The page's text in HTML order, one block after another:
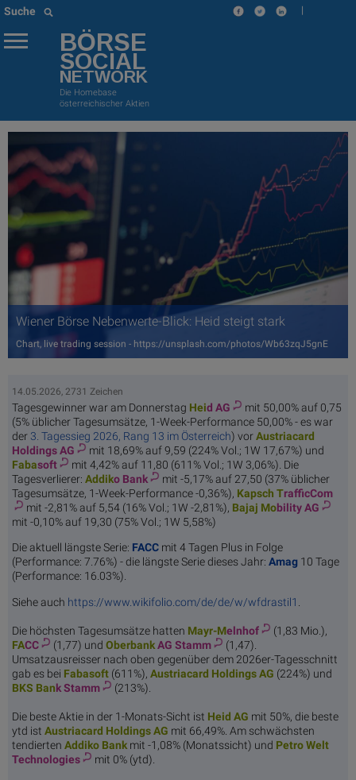
Suche |
BÖRSE
SOCIAL
NETWORK
Die Homebase
österreichischer Aktien
Wiener Börse Nebenwerte-Blick: Heid steigt stark
Chart, live trading session - https://unsplash.com/photos/Wb63zqJ5gnE
14.05.2026, 2731 Zeichen
Tagesgewinner war am Donnerstag Heid AG
mit 50,00% auf 0,75
(5% üblicher Tagesumsätze, 1-Week-Performance 50,00% - es war
der 3. Tagessieg 2026, Rang 13 im Österreich) vorAustriacard
Holdings AG
mit 18,69% auf 9,59 (224% Vol.; 1W 17,67%) und
Fabasoft
mit 4,42% auf 11,80 (611% Vol.; 1W 3,06%). Die
Tagesverlierer: Addiko Bank
mit -5,17% auf 27,50 (37% üblicher
Tagesumsätze, 1-Week-Performance -0,36%), Kapsch TrafficCom
mit -2,81% auf 5,54 (16% Vol.; 1W -2,81%), Bajaj Mobility AG
mit -0,10% auf 19,30 (75% Vol.; 1W 5,58%)
Die aktuell längste Serie: FACC mit 4 Tagen Plus in Folge
(Performance: 7.76%) - die längste Serie dieses Jahr: Amag 10 Tage
(Performance: 16.03%).
Siehe auch https://www.wikifolio.com/de/de/w/wfdrastil1
Die höchsten Tagesumsätze hatten Mayr-Melnhof
(1,83 Mio.),
FACC (1,77) und OberbankAG Stamm
(1,47).
Umsatzausreisser nach oben gegenüber dem 2026er-Tagesschnitt
gab es bei Fabasoft (611%), Austriacard Holdings AG (224%) und
BKS Bank Stamm (213%).
Die beste Aktie in der 1-Monats-Sicht ist Heid AG mit 50%, die beste
ytd ist Austriacard Holdings AG mit 66,49%. Am schwächsten
tendierten Addiko Bank mit -1,08% (Monatssicht) und Petro Welt
Technologies
mit 0% (ytd).